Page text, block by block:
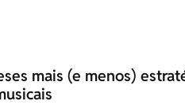
mais (e menos)